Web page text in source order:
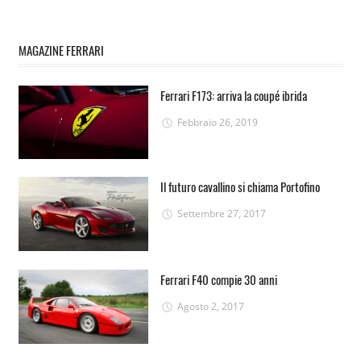
MAGAZINE FERRARI
Ferrari F173: arriva la coupé ibrida
Febbraio 26, 2019
Il futuro cavallino si chiama Portofino
Settembre 27, 2017
Ferrari F40 compie 30 anni
Agosto 2, 2017